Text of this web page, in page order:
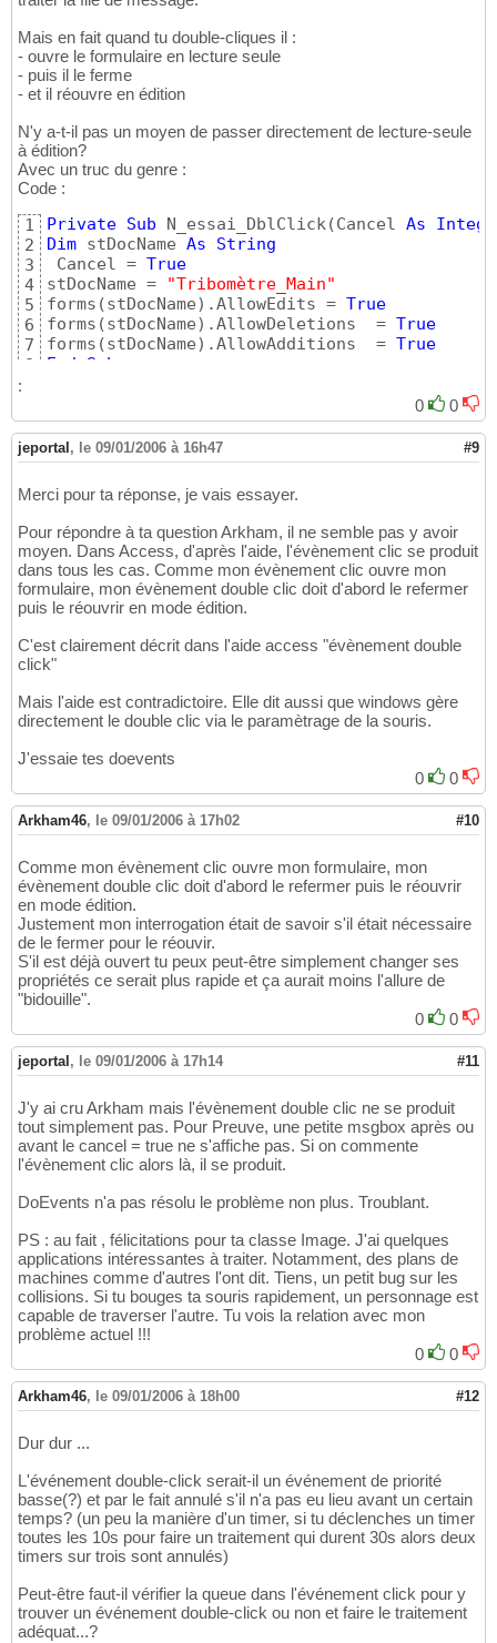
Mais en fait quand tu double-cliques il :
- ouvre le formulaire en lecture seule
- puis il le ferme
- et il réouvre en édition
N'y a-t-il pas un moyen de passer directement de lecture-seule
à édition?
Avec un truc du genre :
Code :
1
2
3
4
5
6
7
8
Private Sub N_essai_DblClick(Cancel As
Dim stDocName As
String
Cancel = True
stDocName =
"Tribomètre_Main"
forms (stDocName) .AllowEdits = True
forms (stDocName) .AllowDeletions  = True
forms (stDocName) .AllowAdditions  = True
End
Sub
:
0
0
jeportal , le 09/01/2006 à 16h47 #9
Merci pour ta réponse, je vais essayer.
Pour répondre à ta question Arkham, il ne semble pas y avoir
moyen. Dans Access, d'après l'aide, l'évènement clic se produit
dans tous les cas. Comme mon évènement clic ouvre mon
formulaire, mon évènement double clic doit d'abord le refermer
puis le réouvrir en mode édition.
C'est clairement décrit dans l'aide access "évènement double
click"
Mais l'aide est contradictoire. Elle dit aussi que windows gère
directement le double clic via le paramètrage de la souris.
J'essaie tes doevents
0
0
Arkham46, le 09/01/2006 à 17h02 #10
Comme mon évènement clic ouvre mon formulaire, mon
évènement double clic doit d'abord le refermer puis le réouvrir
en mode édition.
Justement mon interrogation était de savoir s'il était nécessaire
de le fermer pour le réouvir.
S'il est déjà ouvert tu peux peut-être simplement changer ses
propriétés ce serait plus rapide et ça aurait moins l'allure de
"bidouille".
0
0
jeportal , le 09/01/2006 à 17h14 #11
J'y ai cru Arkham mais l'évènement double clic ne se produit
tout simplement pas. Pour Preuve, une petite msgbox après ou
avant le cancel = true ne s'affiche pas. Si on commente
l'évènement clic alors là, il se produit.
DoEvents n'a pas résolu le problème non plus. Troublant.
PS : au fait , félicitations pour ta classe Image. J'ai quelques
applications intéressantes à traiter. Notamment, des plans de
machines comme d'autres l'ont dit. Tiens, un petit bug sur les
collisions. Si tu bouges ta souris rapidement, un personnage est
capable de traverser l'autre. Tu vois la relation avec mon
problème actuel !!!
0
0
Arkham46, le 09/01/2006 à 18h00 #12
Dur dur ...
L'événement double-click serait-il un événement de priorité
basse(?) et par le fait annulé s'il n'a pas eu lieu avant un certain
temps? (un peu la manière d'un timer, si tu déclenches un timer
toutes les 10s pour faire un traitement qui durent 30s alors deux
timers sur trois sont annulés)
Peut-être faut-il vérifier la queue dans l'événement click pour y
trouver un événement double-click ou non et faire le traitement
adéquat...?